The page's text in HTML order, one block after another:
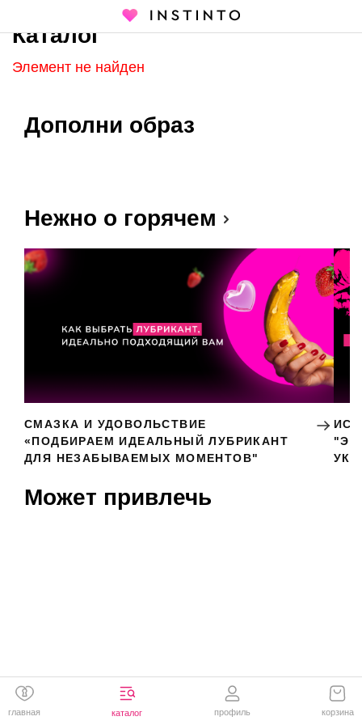
Каталог
Каталог
Элемент не найден
Дополни образ
Нежно о горячем
СМАЗКА И УДОВОЛЬСТВИЕ
«ПОДБИРАЕМ ИДЕАЛЬНЫЙ ЛУБРИКАНТ
ДЛЯ НЕЗАБЫВАЕМЫХ МОМЕНТОВ"
Может привлечь
главная каталог профиль корзина